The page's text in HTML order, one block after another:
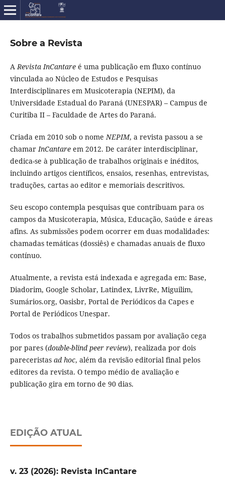
Sobre a Revista
ARevista InCantareé uma publicação em fluxo contínuo
vinculada ao Núcleo de Estudos e Pesquisas
Interdisciplinares em Musicoterapia (NEPIM), da
Universidade Estadual do Paraná (UNESPAR) – Campus de
Curitiba II – Faculdade de Artes do Paraná.
Criada em 2010 sob o nomeNEPIM, a revista passou a se
chamarInCantareem 2012. De caráter interdisciplinar,
dedica-se à publicação de trabalhos originais e inéditos,
incluindo artigos científicos, ensaios, resenhas, entrevistas,
traduções, cartas ao editor e memoriais descritivos.
Seu escopo contempla pesquisas que contribuam para os
campos da Musicoterapia, Música, Educação, Saúde e áreas
afins. As submissões podem ocorrer em duas modalidades:
chamadas temáticas (dossiês) e chamadas anuais de fluxo
contínuo.
Atualmente, a revista está indexada e agregada em: Base,
Diadorim, Google Scholar, Latindex, LivrRe, Miguilim,
Sumários.org, Oasisbr, Portal de Periódicos da Capes e
Portal de Periódicos Unespar.
Todos os trabalhos submetidos passam por avaliação cega
por pares (double-blind peer review), realizada por dois
pareceristas ad hoc, além da revisão editorial final pelos
editores da revista. O tempo médio de avaliação e
publicação gira em torno de 90 dias.
EDIÇÃO ATUAL
v. 23 (2026): Revista InCantare